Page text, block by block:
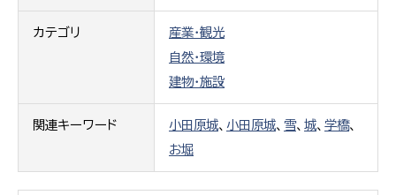
カテゴリ
産業・観光
自然・環境
建物・施設
関連キーワード 小田原城、 小田原城、 雪、 城、 学橋、
お堀